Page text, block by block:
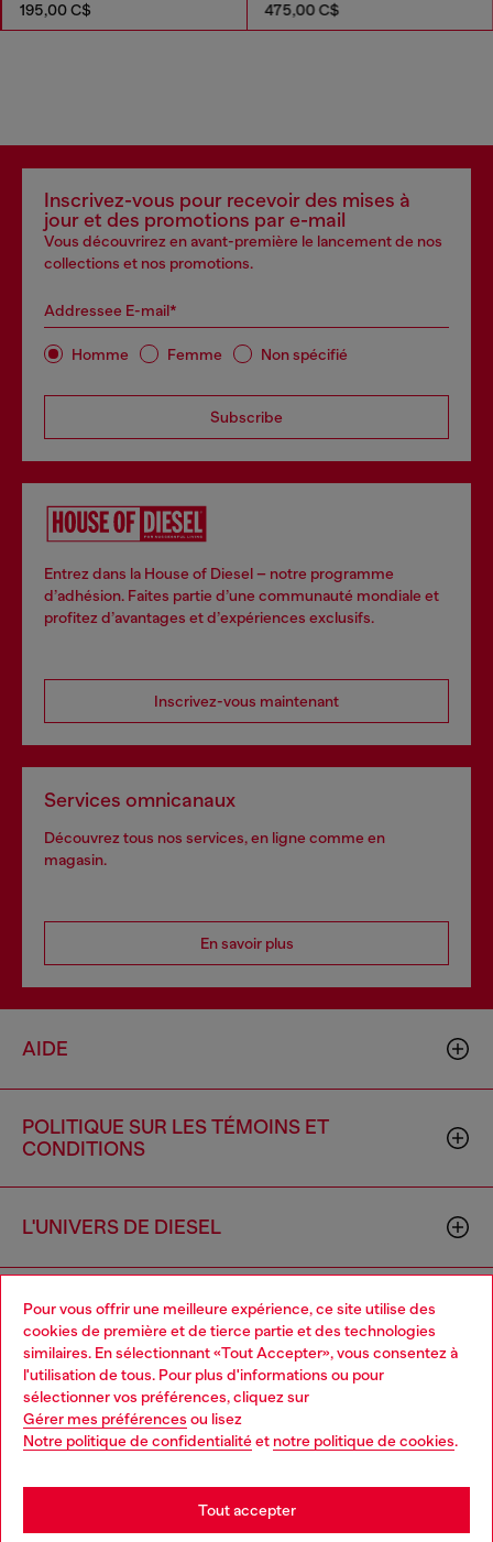
Pour vous offrir une meilleure expérience, ce site utilise des
cookies de première et de tierce partie et des technologies
similaires. En sélectionnant «Tout Accepter», vous consentez à
l'utilisation de tous. Pour plus d'informations ou pour
sélectionner vos préférences, cliquez sur
Gérer mes préférences ou lisez
Notre politique de confidentialitéet notre politique de cookies.
Tout accepter
195,00 C$ 475,00 C$
Inscrivez-vous pour recevoir des mises à
jour et des promotions par e-mail
Vous découvrirez en avant-première le lancement de nos
collections et nos promotions.
Addressee E-mail*
Homme Femme Non spécifié
Subscribe
Entrez dans la House of Diesel – notre programme
d’adhésion. Faites partie d’une communauté mondiale et
profitez d’avantages et d’expériences exclusifs.
Inscrivez-vous maintenant
Services omnicanaux
Découvrez tous nos services, en ligne comme en
magasin.
En savoir plus
AIDE
POLITIQUE SUR LES TÉMOINS ET
CONDITIONS
L'UNIVERS DE DIESEL
ENTREPRISE
Country: CA Language: FR
Choose your location
You are currently browsing Canada website, but it seems you
may be based in United States